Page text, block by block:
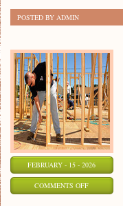
POSTED BY ADMIN
FEBRUARY - 15 - 2026
COMMENTS OFFON